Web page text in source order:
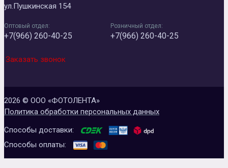
ул.Пушкинская 154
Оптовый отдел:
+7(966) 260-40-25
Розничный отдел:
+7(966) 260-40-25
Заказать звонок
2026 © ООО «ФОТОЛЕНТА»
Политика обработки персональных данных
Способы доставки:
Способы оплаты: